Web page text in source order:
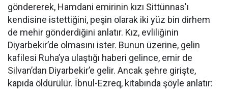
göndererek, Hamdani emirinin kızı Sittünnas'ı
kendisine istettiğini, peşin olarak iki yüz bin dirhem
de mehir gönderdiğini anlatır. Kız, evliliğinin
Diyarbekir’de olmasını ister. Bunun üzerine, gelin
kafilesi Ruha’ya ulaştığı haberi gelince, emir de
Silvan’dan Diyarbekir’e gelir. Ancak şehre girişte,
kapıda öldürülür. İbnul-Ezreq, kitabında şöyle anlatır: